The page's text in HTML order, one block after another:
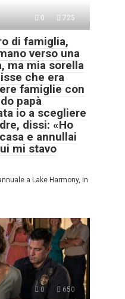
0 725
di famiglia,
verso una
ma mia sorella
che era
famiglie con
papà
io a scegliere
dissi: «Ho
e annullai
mi stavo
a Lake Harmony, in
0 650